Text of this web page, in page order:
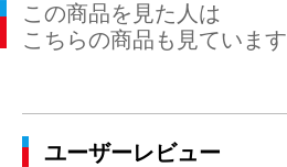
この商品を見た人は
こちらの商品も見ています
ユーザーレビュー